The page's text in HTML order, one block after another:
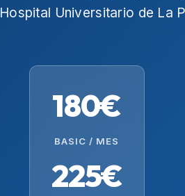
Hospital Universitario de La
180€
BASIC / MES
225€